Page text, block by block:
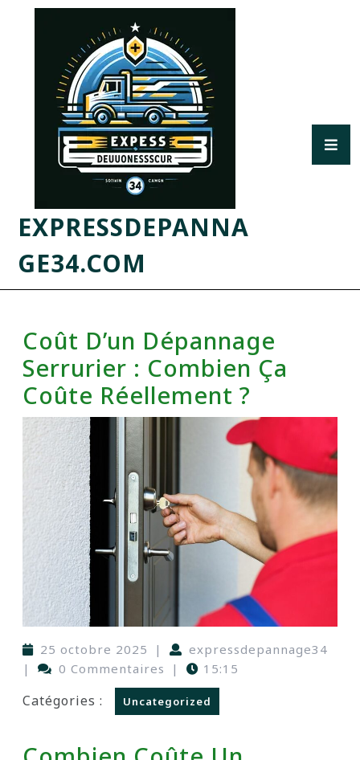
EXPRESSDEPANNA
GE34.COM
Coût D’un Dépannage
Serrurier : Combien Ça
Coûte Réellement ?
25 octobre 2025 |
expressdepannage34
|
0 Commentaires | 15:15
Catégories : Uncategorized